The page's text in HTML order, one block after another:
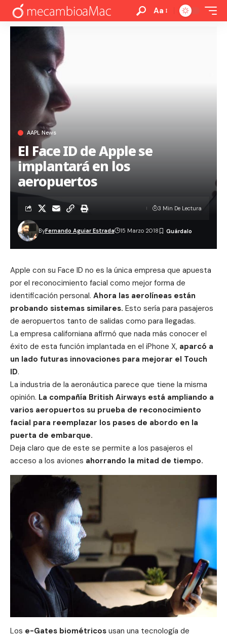
Aa
AAPL News
El Face ID de Apple se
implantará en los
aeropuertos
ByFernando Aguiar Estrada 15 Marzo 2018
3 Min De Lectura
Apple con su Face ID no es la única empresa que apuesta
por el reconocimiento facial como mejor forma de
identificación personal. Ahora las aerolíneas están
probando sistemas similares. Esto sería para pasajeros
de aeropuertos tanto de salidas como para llegadas.
La empresa californiana afirmó que nada más conocer el
éxito de esta función implantada en el iPhone X, aparcó a
un lado futuras innovaciones para mejorar el Touch
ID.
La industria de la aeronáutica parece que tiene la misma
opinión. La compañía British Airways está ampliando a
varios aeropuertos su prueba de reconocimiento
facial para reemplazar los pases de abordo en la
puerta de embarque.
Deja claro que de este se permite a los pasajeros el
acceso a los aviones ahorrando la mitad de tiempo.
Los e-Gates biométricos usan una tecnología de